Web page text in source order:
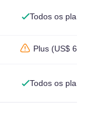
Todos os planos
Plus (US$ 6,39)
Todos os planos